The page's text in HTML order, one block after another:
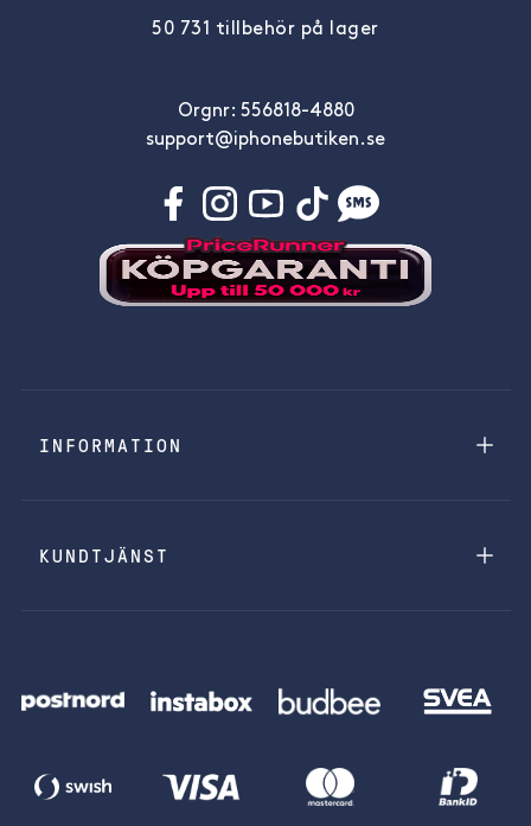
50 731 tillbehör på lager
Orgnr: 556818-4880
support@iphonebutiken.se
INFORMATION
KUNDTJÄNST